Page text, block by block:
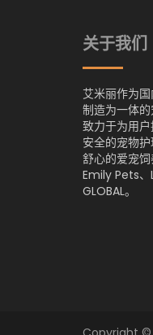
关于我们
艾米丽作为国
制造为一体的
致力于为用户
安全的宠物护
舒心的爱宠饲
Emily Pets、
GLOBAL。